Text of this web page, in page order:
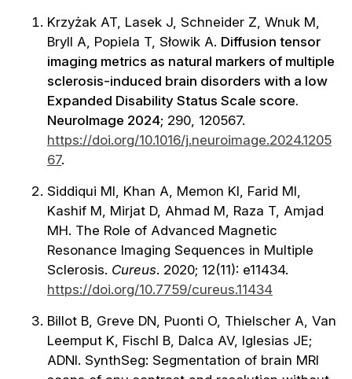
Krzyżak AT, Lasek J, Schneider Z, Wnuk M,
Bryll A, Popiela T, Słowik A. Diffusion tensor
imaging metrics as natural markers of multiple
sclerosis-induced brain disorders with a low
Expanded Disability Status Scale score.
NeuroImage 2024; 290, 120567.
https://doi.org/10.1016/j.neuroimage.2024.1205
67.
Siddiqui MI, Khan A, Memon KI, Farid MI,
Kashif M, Mirjat D, Ahmad M, Raza T, Amjad
MH. The Role of Advanced Magnetic
Resonance Imaging Sequences in Multiple
Sclerosis. Cureus. 2020; 12(11): e11434.
https://doi.org/10.7759/cureus.11434
Billot B, Greve DN, Puonti O, Thielscher A, Van
Leemput K, Fischl B, Dalca AV, Iglesias JE;
ADNI. SynthSeg: Segmentation of brain MRI